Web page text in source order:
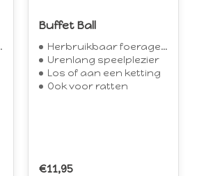
Buffet Ball
Herbruikbaar foerageer speeltje
Urenlang speelplezier
Los of aan een ketting
Ook voor ratten
€11,95